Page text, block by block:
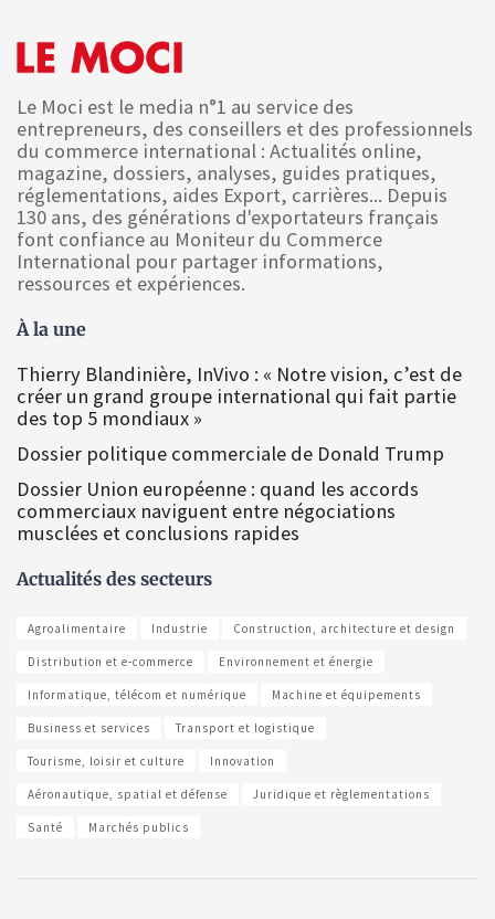
Le Moci est le media n°1 au service des
entrepreneurs, des conseillers et des professionnels
du commerce international : Actualités online,
magazine, dossiers, analyses, guides pratiques,
réglementations, aides Export, carrières... Depuis
130 ans, des générations d'exportateurs français
font confiance au Moniteur du Commerce
International pour partager informations,
ressources et expériences.
À la une
Thierry Blandinière, InVivo : « Notre vision, c’est de
créer un grand groupe international qui fait partie
des top 5 mondiaux »
Dossier politique commerciale de Donald Trump
Dossier Union européenne : quand les accords
commerciaux naviguent entre négociations
musclées et conclusions rapides
Actualités des secteurs
Agroalimentaire Industrie Construction, architecture et design
Distribution et e-commerce Environnement et énergie
Informatique, télécom et numérique Machine et équipements
Business et services Transport et logistique
Tourisme, loisir et culture Innovation
Aéronautique, spatial et défense Juridique et règlementations
Santé Marchés publics